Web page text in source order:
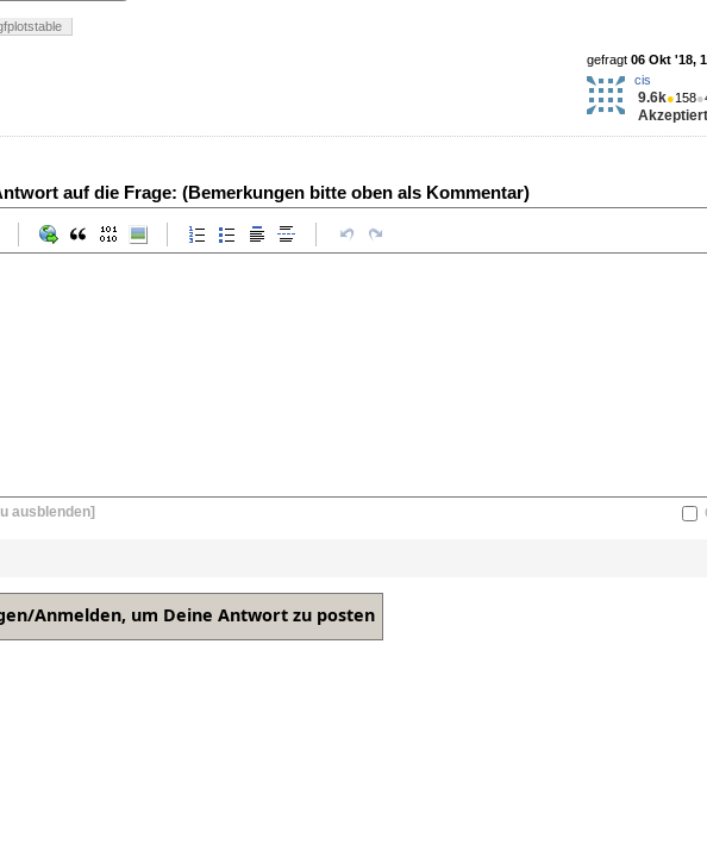
gefragt 06 Okt '18,
cis
9.6k●158●
auf die Frage: (Bemerkungen bitte oben als Kommentar)
ausblenden]